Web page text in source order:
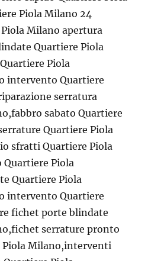
Piola Milano 24
Milano apertura
Quartiere Piola
Piola
intervento Quartiere
serratura
sabato Quartiere
Quartiere Piola
sfratti Quartiere Piola
Piola
Quartiere Piola
intervento Quartiere
fichet porte blindate
serrature pronto
Milano,interventi